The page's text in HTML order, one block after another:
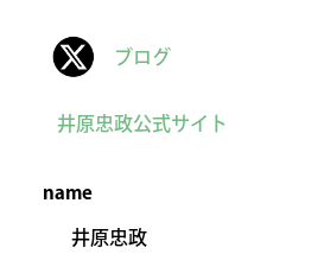
ブログ
井原忠政公式サイト
name
井原忠政